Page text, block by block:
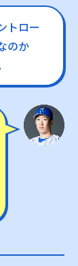
トロー
のか